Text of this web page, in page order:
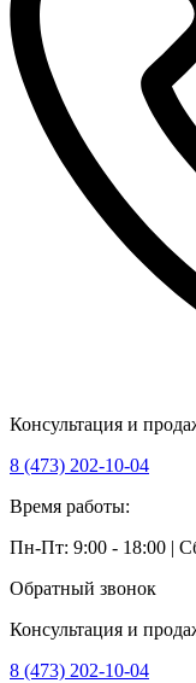
Консультация и
8 (473) 202-10-04
Время работы:
Пн-Пт: 9:00 - 18:00 |
Обратный звонок
Консультация и
8 (473) 202-10-04